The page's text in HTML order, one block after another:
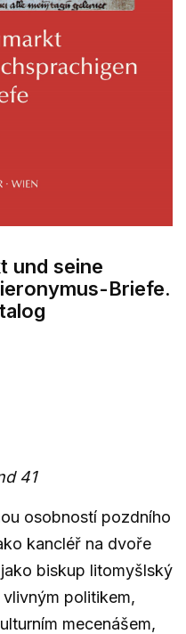
und seine
Briefe.
41
osobností pozdního
kancléř na dvoře
biskup litomyšlský
politikem,
mecenášem,